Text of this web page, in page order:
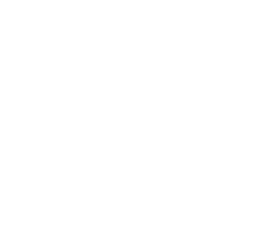
/home/sprachtestcom/